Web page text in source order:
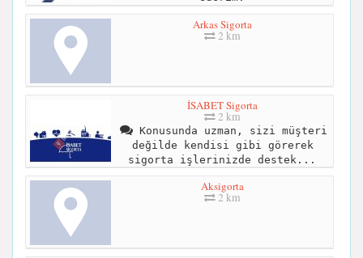
Arkas Sigorta
2 km
İSABET Sigorta
2 km
Konusunda uzman, sizi müşteri
değilde kendisi gibi görerek
sigorta işlerinizde destek...
Aksigorta
2 km